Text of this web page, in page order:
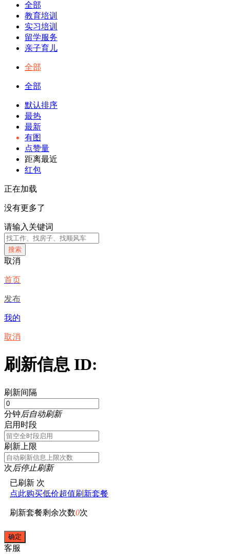
全部
教育培训
实习培训
留学服务
亲子育儿
全部
全部
默认排序
最热
最新
有图
点赞量
距离最近
红包
正在加载
没有更多了
请输入关键词
搜索
取消
首页
发布
我的
取消
刷新信息 ID:
刷新间隔
分钟后自动刷新
启用时段
刷新上限
次后停止刷新
已刷新 次
点此购买低价超值刷新套餐
刷新套餐剩余次数0次
客服